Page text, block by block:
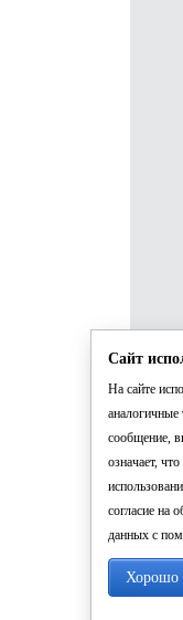
Сайт
На сайте
аналогичные
сообщение,
означает,
согласие на
данных с
Хорошо